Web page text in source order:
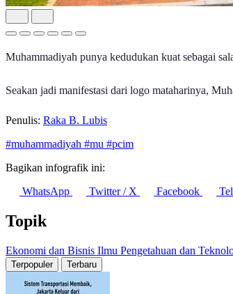
Muhammadiyah punya kedudukan kuat sebagai
Seakan jadi manifestasi dari logo mataharinya,
Penulis: Raka B. Lubis
#muhammadiyah #mu #pcim
Bagikan infografik ini:
WhatsApp
Twitter / X Facebook
Topik
Ekonomi dan Bisnis Ilmu Pengetahuan dan
Terpopuler Terbaru